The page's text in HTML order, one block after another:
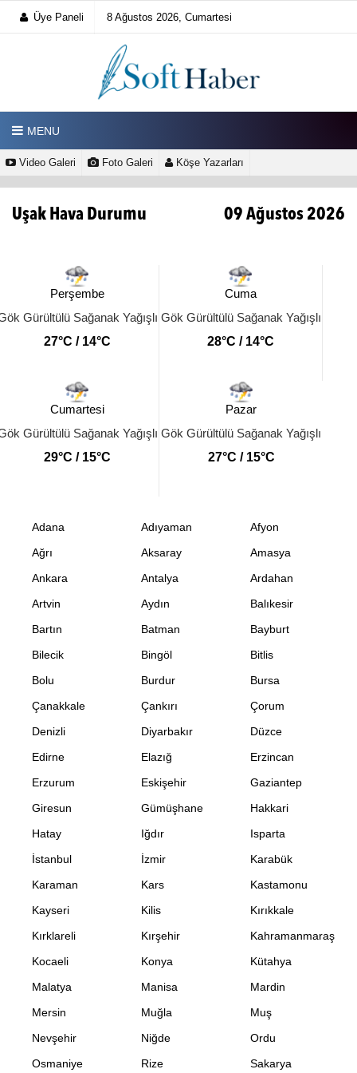
Üye Paneli 8 Ağustos 2026, Cumartesi
MENU
Video Galeri Foto Galeri Köşe Yazarları
Uşak Hava Durumu 09 Ağustos 2026
Perşembe
Gürültülü Sağanak Yağışlı
27°C / 14°C
Cuma
Gök Gürültülü Sağanak Yağışlı
28°C / 14°C
Cumartesi
Gürültülü Sağanak Yağışlı
29°C / 15°C
Pazar
Gök Gürültülü Sağanak Yağışlı
27°C / 15°C
Adana Adıyaman
Afyon
Ağrı
Aksaray
Amasya
Ankara
Antalya
Ardahan
Artvin
Aydın
Balıkesir
Bartın
Batman
Bayburt
Bilecik
Bingöl
Bitlis
Bolu
Burdur
Bursa
Çanakkale
Çankırı
Çorum
Denizli
Diyarbakır
Düzce
Edirne
Elazığ
Erzincan
Erzurum
Eskişehir
Gaziantep
Giresun
Gümüşhane
Hakkari
Hatay
Iğdır
Isparta
İstanbul
İzmir
Karabük
Karaman
Kars
Kastamonu
Kayseri
Kilis
Kırıkkale
Kırklareli
Kırşehir
Kahramanmaraş
Kocaeli
Konya
Kütahya
Malatya
Manisa
Mardin
Mersin
Muğla
Muş
Nevşehir
Niğde
Ordu
Osmaniye
Rize Sakarya